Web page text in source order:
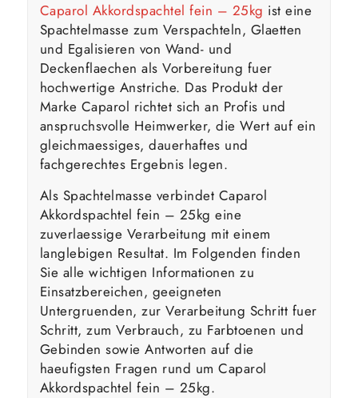
Caparol Akkordspachtel fein – 25kg ist eine
Spachtelmasse zum Verspachteln, Glaetten
und Egalisieren von Wand- und
Deckenflaechen als Vorbereitung fuer
hochwertige Anstriche. Das Produkt der
Marke Caparol richtet sich an Profis und
anspruchsvolle Heimwerker, die Wert auf ein
gleichmaessiges, dauerhaftes und
fachgerechtes Ergebnis legen.
Als Spachtelmasse verbindet Caparol
Akkordspachtel fein – 25kg eine
zuverlaessige Verarbeitung mit einem
langlebigen Resultat. Im Folgenden finden
Sie alle wichtigen Informationen zu
Einsatzbereichen, geeigneten
Untergruenden, zur Verarbeitung Schritt fuer
Schritt, zum Verbrauch, zu Farbtoenen und
Gebinden sowie Antworten auf die
haeufigsten Fragen rund um Caparol
Akkordspachtel fein – 25kg.